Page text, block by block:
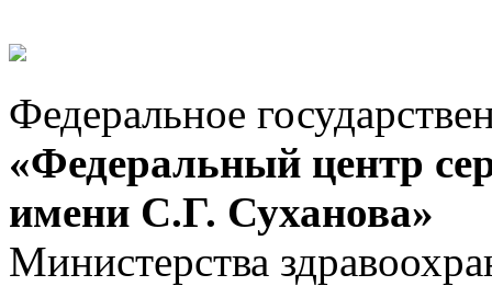
Федеральное
«Федеральный центр
имени С.Г. Суханова»
Министерства